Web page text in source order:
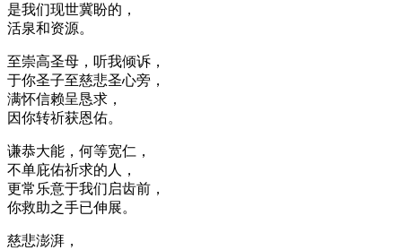
是我们现世冀盼的，
活泉和资源。
至崇高圣母，听我倾诉，
于你圣子至慈悲圣心旁，
满怀信赖呈恳求，
因你转祈获恩佑。
谦恭大能，何等宽仁，
不单庇佑祈求的人，
更常乐意于我们启齿前，
你救助之手已伸展。
慈悲澎湃，